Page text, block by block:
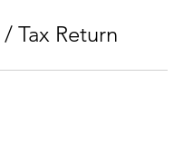
Tax Return